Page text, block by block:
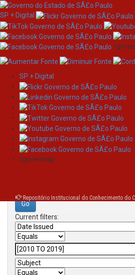
Skip
navigation
SP + Digital
/
SP + Digital
/governosp
Repositório Institucional do Conhecimento do
Search
Search:
Current filters: